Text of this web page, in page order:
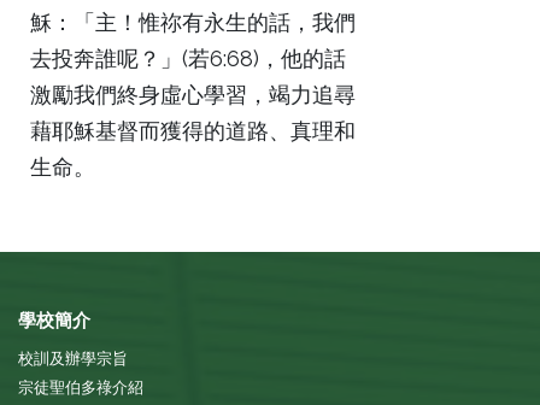
穌：「主！惟祢有永生的話，我們
去投奔誰呢？」(若6:68)，他的話
激勵我們終身虛心學習，竭力追尋
藉耶穌基督而獲得的道路、真理和
生命。
學校簡介
校訓及辦學宗旨
宗徒聖伯多祿介紹